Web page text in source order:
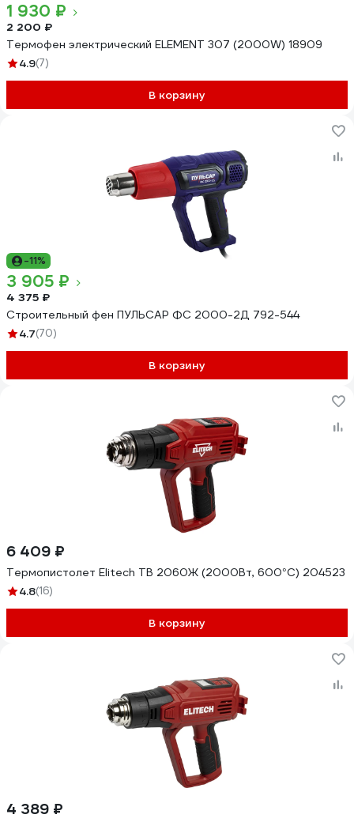
1 930 ₽
2 200 ₽
Термофен электрический ELEMENT 307 (2000W) 18909
4.9(7)
В корзину
-11%
3 905 ₽
4 375 ₽
Строительный фен ПУЛЬСАР ФС 2000-2Д 792-544
4.7(70)
В корзину
6 409 ₽
Термопистолет Elitech ТВ 2060Ж (2000Вт, 600°С) 204523
4.8(16)
В корзину
4 389 ₽